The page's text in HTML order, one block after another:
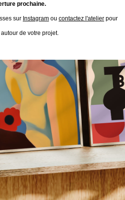
prochaine.
sur Instagram ou contactez l'atelier pour
de votre projet.